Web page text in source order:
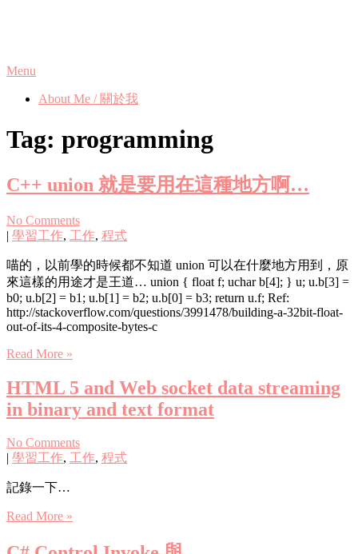
Menu
About Me / 關於我
Tag: programming
C++ union 就是要用在這種地方啊…
No Comments
| 學習工作, 工作, 程式
喵的，以前學的時候都不知道 union 可以在什麼地方用到，原
來這樣的用途才是王道… union { float f; uchar b[4]; } u; u.b[3] =
b0; u.b[2] = b1; u.b[1] = b2; u.b[0] = b3; return u.f; Ref:
http://stackoverflow.com/questions/3991478/building-a-32bit-float-
out-of-its-4-composite-bytes-c
Read More »
HTML 5 and Web socket data streaming
in binary and text format
No Comments
學習工作, 工作, 程式
記錄一下…
Read More »